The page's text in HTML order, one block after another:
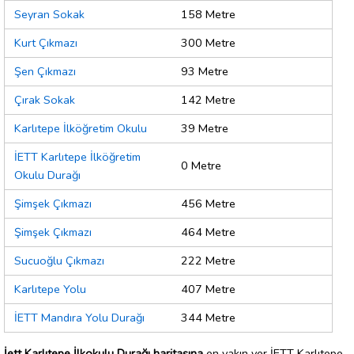
Seyran Sokak
158 Metre
Kurt Çıkmazı
300 Metre
Şen Çıkmazı
93 Metre
Çırak Sokak
142 Metre
Karlıtepe İlköğretim Okulu
39 Metre
İETT Karlıtepe İlköğretim
Okulu Durağı
0 Metre
Şimşek Çıkmazı
456 Metre
Şimşek Çıkmazı
464 Metre
Sucuoğlu Çıkmazı
222 Metre
Karlıtepe Yolu
407 Metre
İETT Mandıra Yolu Durağı
344 Metre